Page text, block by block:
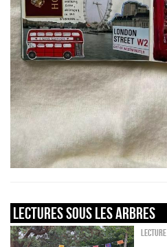
LECTURES SOUS LES ARBRES
Lecture